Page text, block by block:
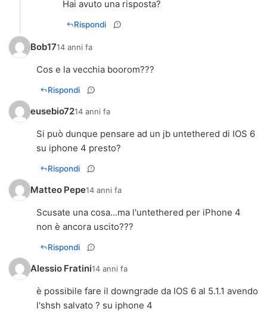
Hai avuto una risposta?
Rispondi
Bob1714 anni fa
Cos e la vecchia boorom???
Rispondi
eusebio7214 anni fa
Si può dunque pensare ad un jb untethered di IOS 6
su iphone 4 presto?
Rispondi
Matteo Pepe14 anni fa
Scusate una cosa...ma l'untethered per iPhone 4
non è ancora uscito???
Rispondi
Alessio Fratini14 anni fa
è possibile fare il downgrade da IOS 6 al 5.1.1 avendo
l'shsh salvato ? su iphone 4